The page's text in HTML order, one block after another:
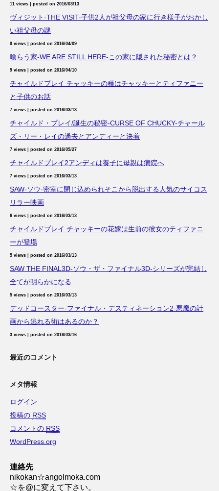
11 views posted on 2016/03/13
ヴィジット-THE VISIT-子供2人が祖父母の家に行き様子がおかし
い祖父母の謎
9 views posted on 2016/04/09
喰らう家-WE ARE STILL HERE-この家に隠された秘密とは？
9 views posted on 2016/04/10
チャイルドプレイ チャッキーの種はチャッキーとティファニー
と子供のお話
7 views posted on 2016/03/13
チャイルド・プレイ/誕生の秘密-CURSE OF CHUCKY-チャール
ズ・リー・レイの過去とアンディーと決着
7 views posted on 2016/05/27
チャイルドプレイ2アンディは養子に母親は病院へ
7 views posted on 2016/03/13
SAW-ソウ-密室に閉じ込められそこから脱出する人気のサイコス
リラー映画
6 views posted on 2016/03/13
チャイルドプレイ チャッキーの花嫁は生前の彼女のティファニ
ーが登場
5 views posted on 2016/03/13
SAW THE FINAL3D-ソウ・ザ・ファイナル3D-シリーズが完結し
全てが明らかになる
5 views posted on 2016/03/13
デッドコースター-ファイナル・デスティネーション2-悪魔の計
画から逃れる術はあるのか？
3 views posted on 2016/03/16
最近のコメント
メタ情報
ログイン
投稿の RSS
コメントの RSS
WordPress.org
連絡先
nikokan☆angolmoka.com
☆を@に変えて下さい。